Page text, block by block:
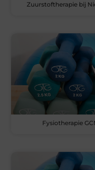
Zuurstoftherapie bij
Fysiotherapie